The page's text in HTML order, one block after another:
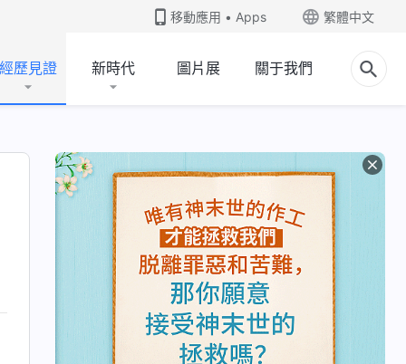
移動應用 • Apps 繁體中文
經歷見證 新時代 圖片展 關于我們